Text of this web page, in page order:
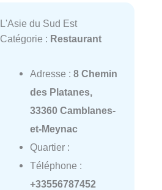
L'Asie du Sud Est
Catégorie : Restaurant
Adresse : 8 Chemin
des Platanes,
33360 Camblanes-
et-Meynac
Quartier :
Téléphone :
+33556787452